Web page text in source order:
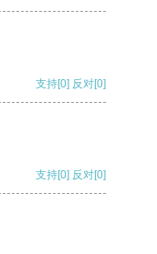
支持[0] 反对[0]
支持[0] 反对[0]